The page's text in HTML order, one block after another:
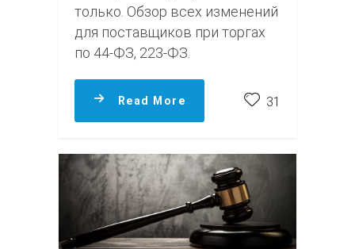
только. Обзор всех изменений
для поставщиков при торгах
по 44-ФЗ, 223-ФЗ.
Read More 31